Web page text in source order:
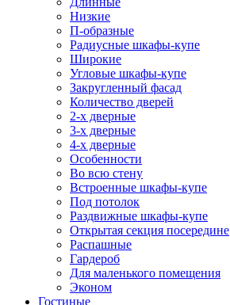
Низкие
П-образные
Радиусные шкафы-купе
Широкие
Угловые шкафы-купе
Закругленный фасад
Количество дверей
2-х дверные
3-х дверные
4-х дверные
Особенности
Во всю стену
Встроенные шкафы-купе
Под потолок
Раздвижные шкафы-купе
Открытая секция посередине
Распашные
Гардероб
Для маленького помещения
Эконом
Гостиные